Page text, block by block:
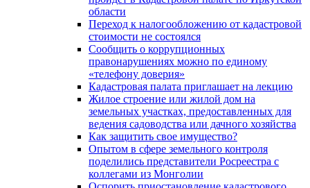
области
Переход к налогообложению от кадастровой
стоимости не состоялся
Сообщить о коррупционных
правонарушениях можно по единому
«телефону доверия»
Кадастровая палата приглашает на лекцию
Жилое строение или жилой дом на
земельных участках, предоставленных для
ведения садоводства или дачного хозяйства
Как защитить свое имущество?
Опытом в сфере земельного контроля
поделились представители Росреестра с
коллегами из Монголии